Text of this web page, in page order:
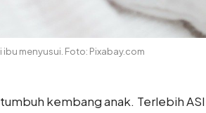
ibu menyusui. Foto: Pixabay.com
kembang anak. Terlebih